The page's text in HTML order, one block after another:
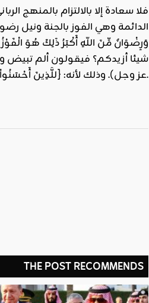
فلا سعادة إلا بالالتزام بالمنهج
الدائمة وهي الفوز بالجنة ونيل
وَرِضْوَانٌ مِّنَ اللّهِ أَكْبَرُ ذَلِكَ هُوَ
شيئا أزيدكم؟ فيقولون ألم تبيض
عز وجل). وذلك لأنه: {للَّذِينَ أَحْسَنُواْ الْحُسْنَى وَزِيَادَةٌ}.
THE POST RECOMMENDS